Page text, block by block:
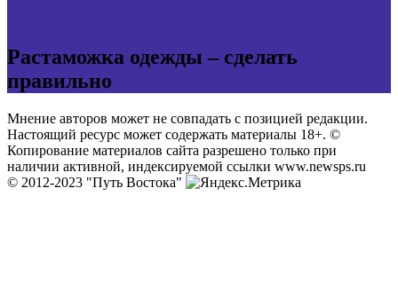
Растаможка одежды – сделать
правильно
Мнение авторов может не совпадать с позицией редакции.
Настоящий ресурс может содержать материалы 18+. ©
Копирование материалов сайта разрешено только при
наличии активной, индексируемой ссылки www.newsps.ru
© 2012-2023 "Путь Востока"